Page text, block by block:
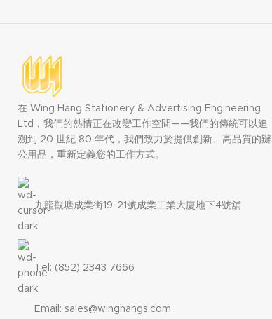
在 Wing Hang Stationery & Advertising Engineering
Ltd，我們的熱情正在改變工作空間——我們的傳統可以追
溯到 20 世紀 80 年代，我們致力於提供創新、高品質的辦
公用品，重新定義您的工作方式。
九龍觀塘成業街19-21號成業工業大廈地下4號舖
Tel: (852) 2343 7666
Email: sales@winghangs.com